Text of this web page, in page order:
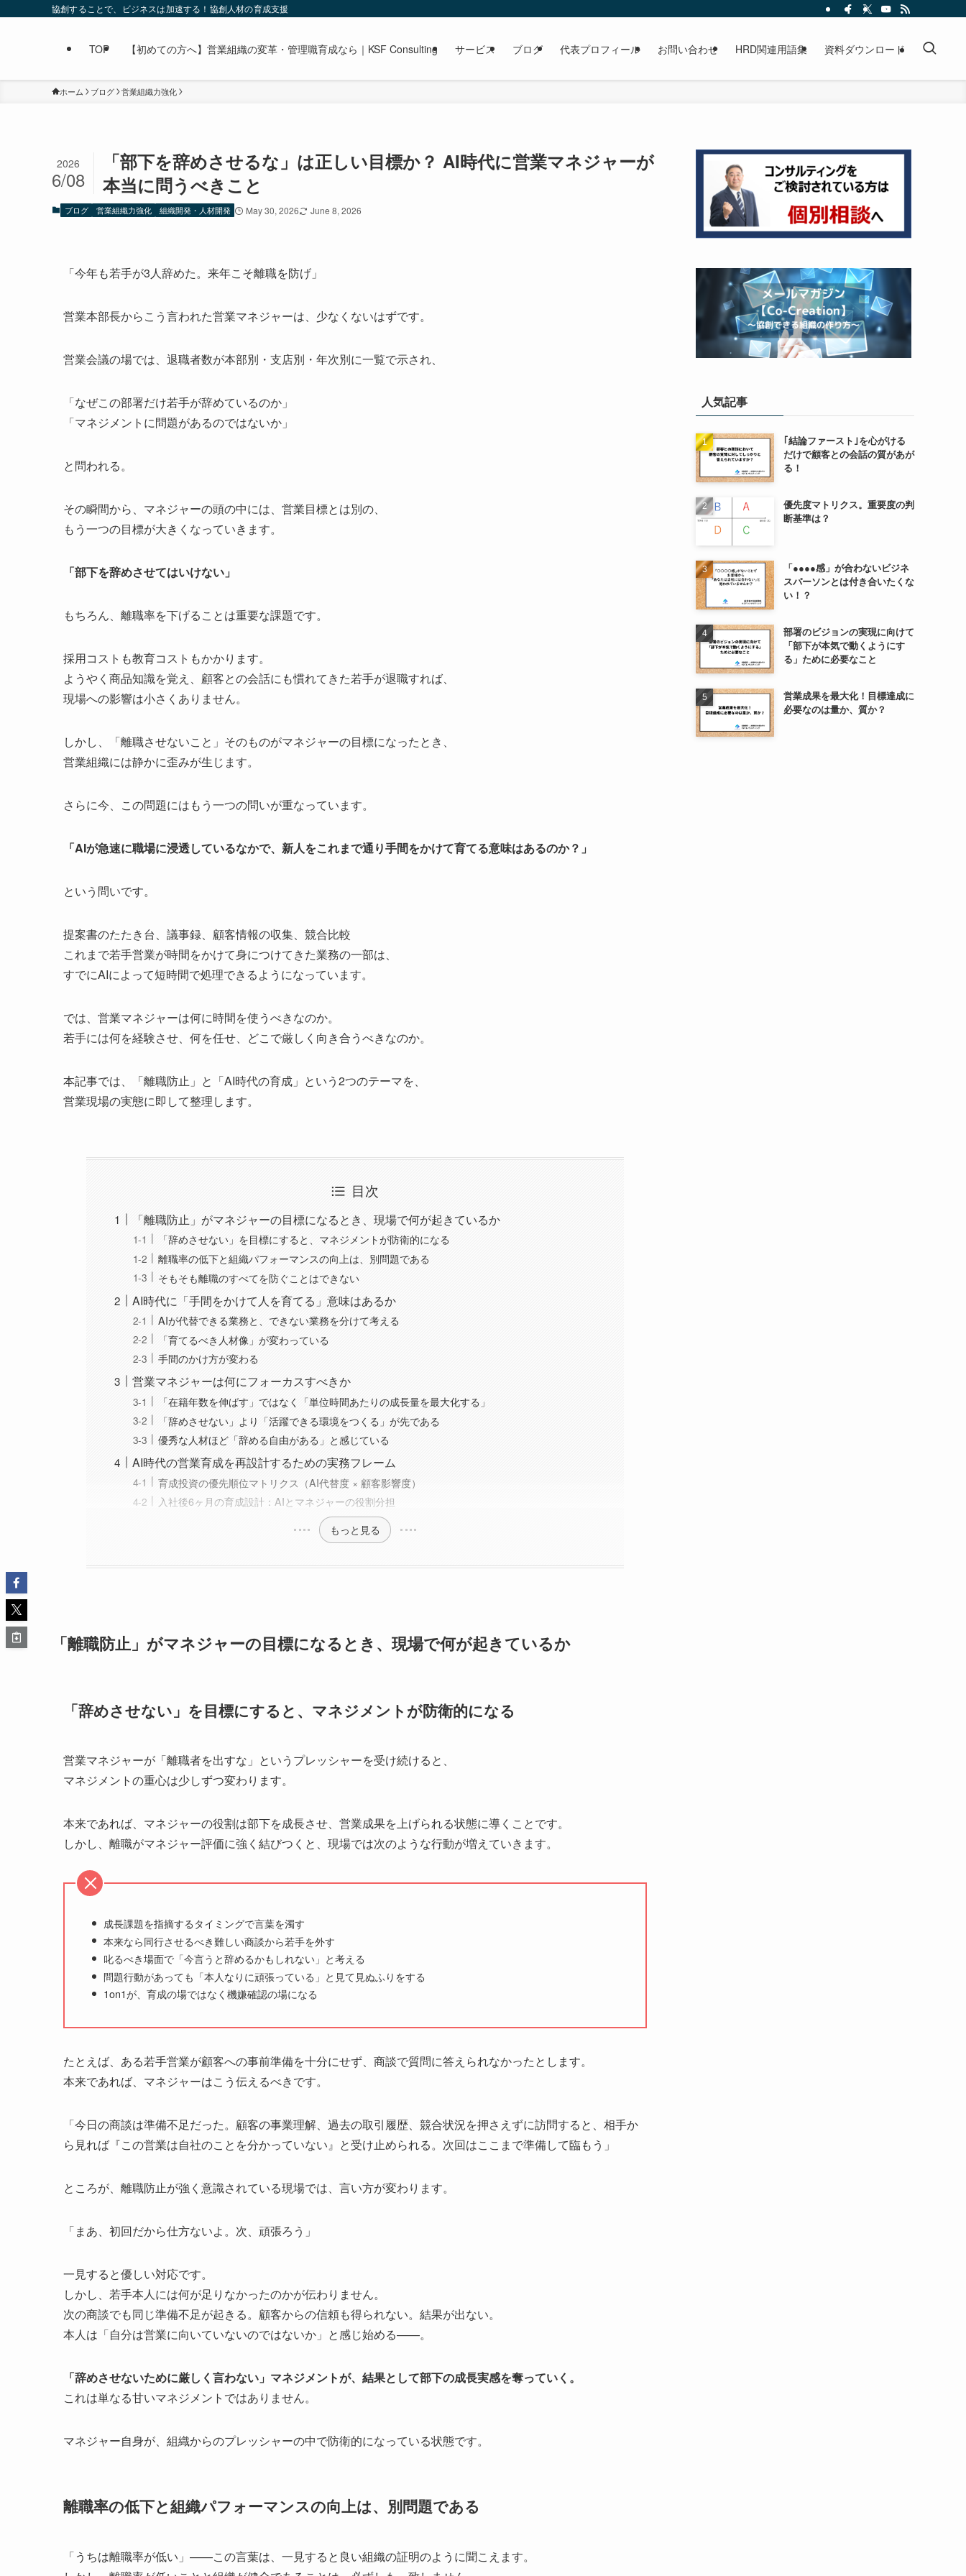
協創することで、ビジネスは加速する！協創人材の育成支援
TOP 【初めての方へ】営業組織の変革・管理職育成なら｜KSF Consulting サービス ブログ 代表プロフィール お問い合わせ HRD関連用語集 資料ダウンロード
ホーム ブログ 営業組織力強化
「部下を辞めさせるな」は正しい目標か？ AI時代に営業マネジャーが
本当に問うべきこと
2026
6/08
ブログ 営業組織力強化 組織開発・人材開発 May 30, 2026 June 8, 2026
「今年も若手が3人辞めた。来年こそ離職を防げ」
営業本部長からこう言われた営業マネジャーは、少なくないはずです。
営業会議の場では、退職者数が本部別・支店別・年次別に一覧で示され、
「なぜこの部署だけ若手が辞めているのか」
「マネジメントに問題があるのではないか」
と問われる。
その瞬間から、マネジャーの頭の中には、営業目標とは別の、
もう一つの目標が大きくなっていきます。
「部下を辞めさせてはいけない」
もちろん、離職率を下げることは重要な課題です。
採用コストも教育コストもかかります。
ようやく商品知識を覚え、顧客との会話にも慣れてきた若手が退職すれば、
現場への影響は小さくありません。
しかし、「離職させないこと」そのものがマネジャーの目標になったとき、
営業組織には静かに歪みが生じます。
さらに今、この問題にはもう一つの問いが重なっています。
「AIが急速に職場に浸透しているなかで、新人をこれまで通り手間をかけて育てる意味はあるのか？」
という問いです。
提案書のたたき台、議事録、顧客情報の収集、競合比較
これまで若手営業が時間をかけて身につけてきた業務の一部は、
すでにAIによって短時間で処理できるようになっています。
では、営業マネジャーは何に時間を使うべきなのか。
若手には何を経験させ、何を任せ、どこで厳しく向き合うべきなのか。
本記事では、「離職防止」と「AI時代の育成」という2つのテーマを、
営業現場の実態に即して整理します。
目次
「離職防止」がマネジャーの目標になるとき、現場で何が起きているか
「辞めさせない」を目標にすると、マネジメントが防衛的になる
離職率の低下と組織パフォーマンスの向上は、別問題である
そもそも離職のすべてを防ぐことはできない
AI時代に「手間をかけて人を育てる」意味はあるか
AIが代替できる業務と、できない業務を分けて考える
「育てるべき人材像」が変わっている
手間のかけ方が変わる
営業マネジャーは何にフォーカスすべきか
「在籍年数を伸ばす」ではなく「単位時間あたりの成長量を最大化する」
「辞めさせない」より「活躍できる環境をつくる」が先である
優秀な人材ほど「辞める自由がある」と感じている
AI時代の営業育成を再設計するための実務フレーム
育成投資の優先順位マトリクス（AI代替度 × 顧客影響度）
入社後6ヶ月の育成設計：AIとマネジャーの役割分担
もっと見る
「離職防止」がマネジャーの目標になるとき、現場で何が起きているか
「辞めさせない」を目標にすると、マネジメントが防衛的になる
営業マネジャーが「離職者を出すな」というプレッシャーを受け続けると、
マネジメントの重心は少しずつ変わります。
本来であれば、マネジャーの役割は部下を成長させ、営業成果を上げられる状態に導くことです。
しかし、離職がマネジャー評価に強く結びつくと、現場では次のような行動が増えていきます。
成長課題を指摘するタイミングで言葉を濁す
本来なら同行させるべき難しい商談から若手を外す
叱るべき場面で「今言うと辞めるかもしれない」と考える
問題行動があっても「本人なりに頑張っている」と見て見ぬふりをする
1on1が、育成の場ではなく機嫌確認の場になる
たとえば、ある若手営業が顧客への事前準備を十分にせず、商談で質問に答えられなかったとします。
本来であれば、マネジャーはこう伝えるべきです。
「今日の商談は準備不足だった。顧客の事業理解、過去の取引履歴、競合状況を押さえずに訪問すると、相手か
ら見れば『この営業は自社のことを分かっていない』と受け止められる。次回はここまで準備して臨もう」
ところが、離職防止が強く意識されている現場では、言い方が変わります。
「まあ、初回だから仕方ないよ。次、頑張ろう」
一見すると優しい対応です。
しかし、若手本人には何が足りなかったのかが伝わりません。
次の商談でも同じ準備不足が起きる。顧客からの信頼も得られない。結果が出ない。
本人は「自分は営業に向いていないのではないか」と感じ始める——。
「辞めさせないために厳しく言わない」マネジメントが、結果として部下の成長実感を奪っていく。
これは単なる甘いマネジメントではありません。
マネジャー自身が、組織からのプレッシャーの中で防衛的になっている状態です。
離職率の低下と組織パフォーマンスの向上は、別問題である
「うちは離職率が低い」——この言葉は、一見すると良い組織の証明のように聞こえます。
人気記事
｢結論ファースト｣を心がける
だけで顧客との会話の質があが
る！
優先度マトリクス。重要度の判
断基準は？
「●●●●感」が合わないビジネ
スパーソンとは付き合いたくな
い！？
部署のビジョンの実現に向けて
「部下が本気で動くようにす
る」ために必要なこと
営業成果を最大化！目標達成に
必要なのは量か、質か？